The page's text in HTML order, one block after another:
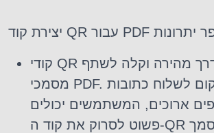
קודי QR מספקים דרך מהירה וקלה לשתף
מסמכי PDF. במקום לשלוח כתובות URL או
ארוכים, המשתמשים יכולים
פשוט לסרוק את קוד ה-QR כדי לגשת למסמך